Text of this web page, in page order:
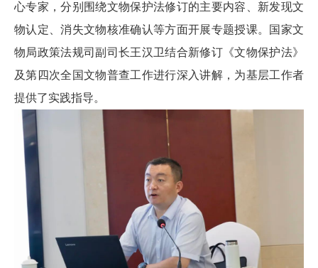
心专家，分别围绕文物保护法修订的主要内容、新发现文
物认定、消失文物核准确认等方面开展专题授课。国家文
物局政策法规司副司长王汉卫结合新修订《文物保护法》
及第四次全国文物普查工作进行深入讲解，为基层工作者
提供了实践指导。